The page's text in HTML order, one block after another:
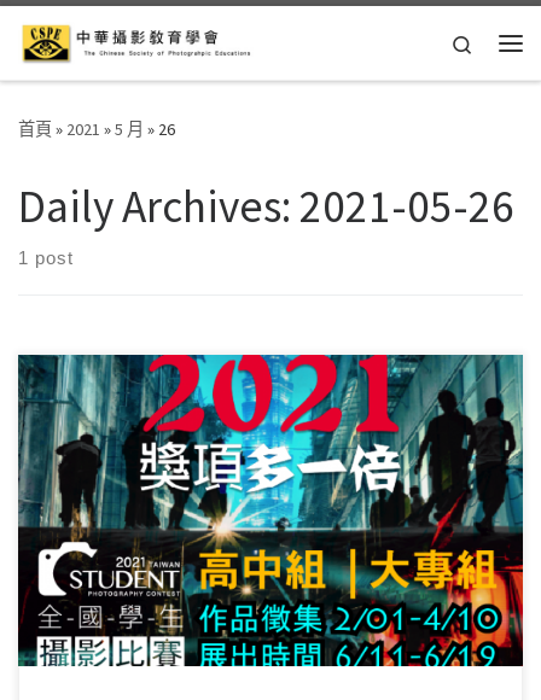
Skip to content
Search
首頁 » 2021 »5 月 » 26
Daily Archives: 2021-05-26
1 post
因應疫情因素，不得不宣布停辦藝教館之2021全國學生攝影比
賽頒獎茶會與作品展出。在此仍恭賀各位獲獎同 […]